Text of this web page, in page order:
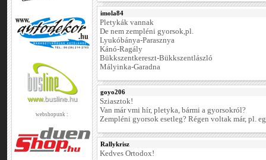
webshopunk :
imola84
Pletykák vannak
De nem zempléni gyorsok,pl.
Lyukóbánya-Parasznya
Kánó-Ragály
Bükkszentkereszt-Bükkszentlászló
Mályinka-Garadna
goyo206
Sziasztok!
Van már vmi hír, pletyka, bármi a gyorsokról?
Zempléni gyorsok esetleg? Régen voltak már, pl.
Rallykrisz
Kedves Ortodox!